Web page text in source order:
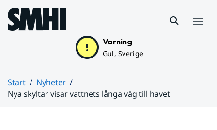
Hoppa till sidans innehåll
Varning
Gul, Sverige
Start
Nyheter
Nya skyltar visar vattnets långa väg till havet